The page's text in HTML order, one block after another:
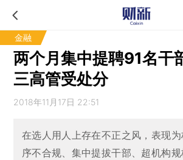
金融
两个月集中提聘91名干
三高管受处分
2018年11月17日 22:51
在选人用人上存在不正之风，表现
序不合规、集中提拔干部、超机构